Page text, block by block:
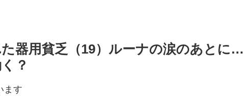
器用貧乏（19）ルーナの涙のあとに…
？
ます